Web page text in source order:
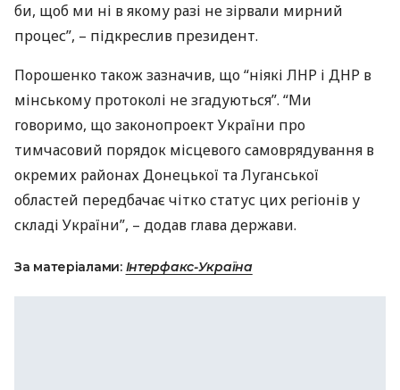
би, щоб ми ні в якому разі не зірвали мирний
процес”, – підкреслив президент.
Порошенко також зазначив, що “ніякі ЛНР і ДНР в
мінському протоколі не згадуються”. “Ми
говоримо, що законопроект України про
тимчасовий порядок місцевого самоврядування в
окремих районах Донецької та Луганської
областей передбачає чітко статус цих регіонів у
складі України”, – додав глава держави.
За матеріалами: Інтерфакс-Україна